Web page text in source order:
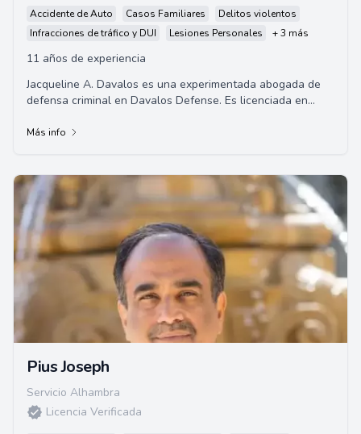
Accidente de Auto Casos Familiares
Delitos violentos
Infracciones de tráfico y DUI
Lesiones Personales + 3 más
11 años de experiencia
Jacqueline A. Davalos es una experimentada abogada de
defensa criminal en Davalos Defense. Es licenciada en
Más info
Pius Joseph
Servicio Alhambra
Licencia Verificada